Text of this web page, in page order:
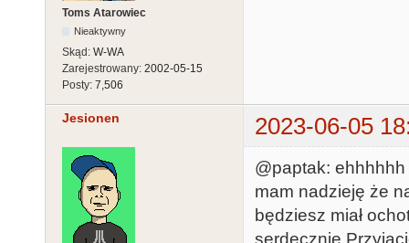
Toms Atarowiec
Nieaktywny
Skąd: W-WA
Zarejestrowany: 2002-05-15
Posty: 7,506
Jesionen 2023-06-05
@paptak:
mam nadzieję że
będziesz miał
serdecznie